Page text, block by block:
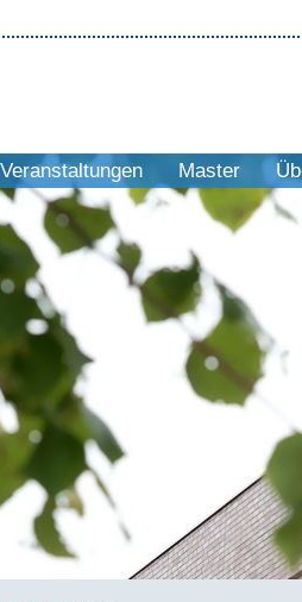
Veranstaltungen Master